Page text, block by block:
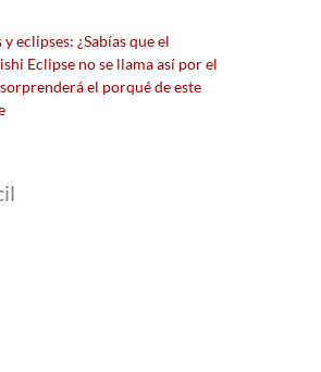
y eclipses: ¿Sabías que el
Eclipse no se llama así por el
sorprenderá el porqué de este